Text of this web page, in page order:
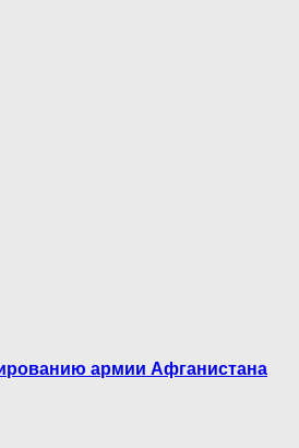
армии Афганистана